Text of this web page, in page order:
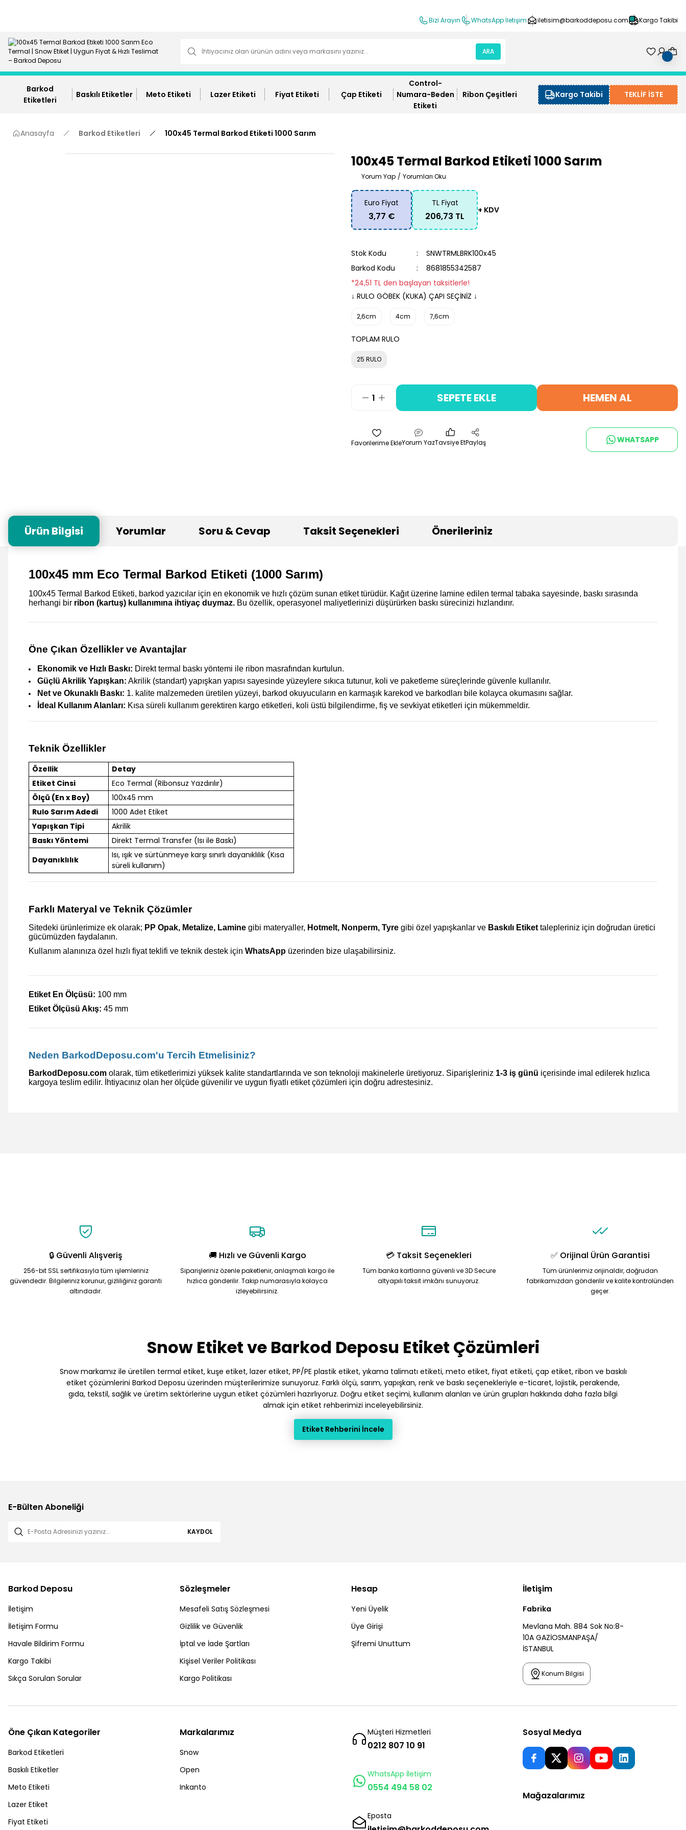
Bizi Arayın WhatsApp İletişim iletisim@barkoddeposu.com Kargo Takibi
ARA
Barkod
Etiketleri
Baskılı Etiketler Meto Etiketi Lazer Etiketi Fiyat Etiketi Çap Etiketi
Control-
Numara-Beden
Etiketi
Ribon Çeşitleri Kargo Takibi TEKLİF İSTE
Anasayfa Barkod Etiketleri 100x45 Termal Barkod Etiketi 1000 Sarım
100x45 Termal Barkod Etiketi 1000 Sarım
Yorum Yap / Yorumları Oku
Euro Fiyat
3,77 €
TL Fiyat
206,73 TL
+ KDV
Stok Kodu
SNWTRMLBRK100x45
Barkod Kodu
8681855342587
*24,51 TL den başlayan taksitlerle!
↓ RULO GÖBEK (KUKA) ÇAPI SEÇİNİZ ↓
2,6cm 4cm 7,6cm
TOPLAM RULO
25 RULO
SEPETE EKLE HEMEN AL
Yorum YazTavsiye EtPaylaş WHATSAPP
Ürün Bilgisi Yorumlar Soru & Cevap Taksit Seçenekleri Önerileriniz
100x45 mm Eco Termal Barkod Etiketi (1000 Sarım)
100x45 Termal Barkod Etiketi, barkod yazıcılar için en ekonomik ve hızlı çözüm sunan etiket türüdür. Kağıt üzerine lamine edilen termal tabaka sayesinde, baskı sırasında
herhangi bir ribon (kartuş) kullanımına ihtiyaç duymaz. Bu özellik, operasyonel maliyetlerinizi düşürürken baskı sürecinizi hızlandırır.
Öne Çıkan Özellikler ve Avantajlar
Ekonomik ve Hızlı Baskı: Direkt termal baskı yöntemi ile ribon masrafından kurtulun.
Güçlü Akrilik Yapışkan: Akrilik (standart) yapışkan yapısı sayesinde yüzeylere sıkıca tutunur, koli ve paketleme süreçlerinde güvenle kullanılır.
Net ve Okunaklı Baskı: 1. kalite malzemeden üretilen yüzeyi, barkod okuyucuların en karmaşık karekod ve barkodları bile kolayca okumasını sağlar.
İdeal Kullanım Alanları: Kısa süreli kullanım gerektiren kargo etiketleri, koli üstü bilgilendirme, fiş ve sevkiyat etiketleri için mükemmeldir.
Teknik Özellikler
Özellik
Detay
Etiket Cinsi
Eco Termal (Ribonsuz Yazdırılır)
Ölçü (En x Boy)
100x45 mm
Rulo Sarım Adedi
1000 Adet Etiket
Yapışkan Tipi
Akrilik
Baskı Yöntemi
Direkt Termal Transfer (Isı ile Baskı)
Dayanıklılık
Isı, ışık ve sürtünmeye karşı sınırlı dayanıklılık (Kısa
süreli kullanım)
Farklı Materyal ve Teknik Çözümler
Sitedeki ürünlerimize ek olarak; PP Opak, Metalize, Lamine gibi materyaller, Hotmelt, Nonperm, Tyre gibi özel yapışkanlar ve Baskılı Etiket talepleriniz için doğrudan üretici
gücümüzden faydalanın.
Kullanım alanınıza özel hızlı fiyat teklifi ve teknik destek için WhatsApp üzerinden bize ulaşabilirsiniz.
Etiket En Ölçüsü: 100 mm
Etiket Ölçüsü Akış: 45 mm
Neden BarkodDeposu.com'u Tercih Etmelisiniz?
BarkodDeposu.com olarak, tüm etiketlerimizi yüksek kalite standartlarında ve son teknoloji makinelerle üretiyoruz. Siparişleriniz 1-3 iş günü içerisinde imal edilerek hızlıca
kargoya teslim edilir. İhtiyacınız olan her ölçüde güvenilir ve uygun fiyatlı etiket çözümleri için doğru adrestesiniz.
Bu ürüne benzer farklı alternatifler olmalı.
🔒 Güvenli Alışveriş
256-bit SSL sertifikasıyla tüm işlemleriniz
güvendedir. Bilgileriniz korunur, gizliliğiniz garanti
altındadır.
🚚 Hızlı ve Güvenli Kargo
Siparişleriniz özenle paketlenir, anlaşmalı kargo ile
hızlıca gönderilir. Takip numarasıyla kolayca
izleyebilirsiniz.
💳 Taksit Seçenekleri
Tüm banka kartlarına güvenli ve 3D Secure
altyapılı taksit imkânı sunuyoruz.
✅ Orijinal Ürün Garantisi
Tüm ürünlerimiz orijinaldir, doğrudan
fabrikamızdan gönderilir ve kalite kontrolünden
geçer.
Snow Etiket ve Barkod Deposu Etiket Çözümleri
Snow markamız ile üretilen termal etiket, kuşe etiket, lazer etiket, PP/PE plastik etiket, yıkama talimatı etiketi, meto etiket, fiyat etiketi, çap etiket, ribon ve baskılı
etiket çözümlerini Barkod Deposu üzerinden müşterilerimize sunuyoruz. Farklı ölçü, sarım, yapışkan, renk ve baskı seçenekleriyle e-ticaret, lojistik, perakende,
gıda, tekstil, sağlık ve üretim sektörlerine uygun etiket çözümleri hazırlıyoruz. Doğru etiket seçimi, kullanım alanları ve ürün grupları hakkında daha fazla bilgi
almak için etiket rehberimizi inceleyebilirsiniz.
Etiket Rehberini İncele
E-Bülten Aboneliği
KAYDOL
Barkod Deposu
İletişim
İletişim Formu
Havale Bildirim Formu
Kargo Takibi
Sıkça Sorulan Sorular
Sözleşmeler
Mesafeli Satış Sözleşmesi
Gizlilik ve Güvenlik
İptal ve İade Şartları
Kişisel Veriler Politikası
Kargo Politikası
Hesap
Yeni Üyelik
Üye Girişi
Şifremi Unuttum
İletişim
Fabrika
Mevlana Mah. 884 Sok No:8-
10A GAZİOSMANPAŞA/
İSTANBUL
Konum Bilgisi
Öne Çıkan Kategoriler
Barkod Etiketleri
Baskılı Etiketler
Meto Etiketi
Lazer Etiket
Fiyat Etiketi
Markalarımız
Snow
Open
Inkanto
Müşteri Hizmetleri
0212 807 10 91
WhatsApp İletişim
0554 494 58 02
Eposta
Sosyal Medya
Mağazalarımız